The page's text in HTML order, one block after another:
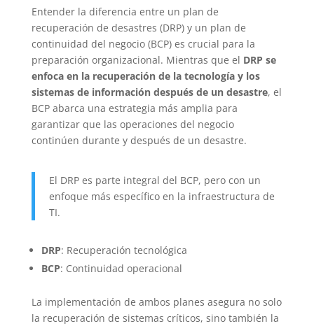
Entender la diferencia entre un plan de
recuperación de desastres (DRP) y un plan de
continuidad del negocio (BCP) es crucial para la
preparación organizacional. Mientras que el DRP se
enfoca en la recuperación de la tecnología y los
sistemas de información después de un desastre, el
BCP abarca una estrategia más amplia para
garantizar que las operaciones del negocio
continúen durante y después de un desastre.
El DRP es parte integral del BCP, pero con un
enfoque más específico en la infraestructura de
TI.
DRP: Recuperación tecnológica
BCP: Continuidad operacional
La implementación de ambos planes asegura no solo
la recuperación de sistemas críticos, sino también la